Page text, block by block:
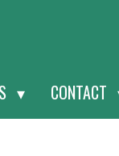
CONTACT